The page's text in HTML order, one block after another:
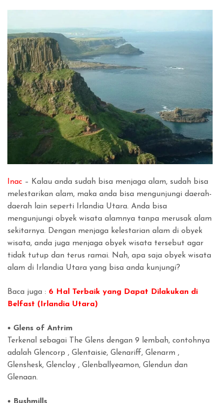
Inac – Kalau anda sudah bisa menjaga alam, sudah bisa
melestarikan alam, maka anda bisa mengunjungi daerah-
daerah lain seperti Irlandia Utara. Anda bisa
mengunjungi obyek wisata alamnya tanpa merusak alam
sekitarnya. Dengan menjaga kelestarian alam di obyek
wisata, anda juga menjaga obyek wisata tersebut agar
tidak tutup dan terus ramai. Nah, apa saja obyek wisata
alam di Irlandia Utara yang bisa anda kunjungi?
Baca juga : 6 Hal Terbaik yang Dapat Dilakukan di
Belfast (Irlandia Utara)
• Glens of Antrim
Terkenal sebagai The Glens dengan 9 lembah, contohnya
adalah Glencorp , Glentaisie, Glenariff, Glenarm ,
Glenshesk, Glencloy , Glenballyeamon, Glendun dan
Glenaan.